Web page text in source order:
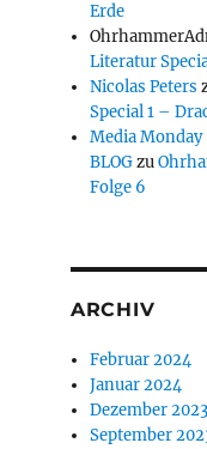
Erde
Literatur
Nicolas Peters
Special 1 –
Media Monday
BLOGzu
Folge 6
ARCHIV
Februar 2024
Januar 2024
Dezember 2023
September